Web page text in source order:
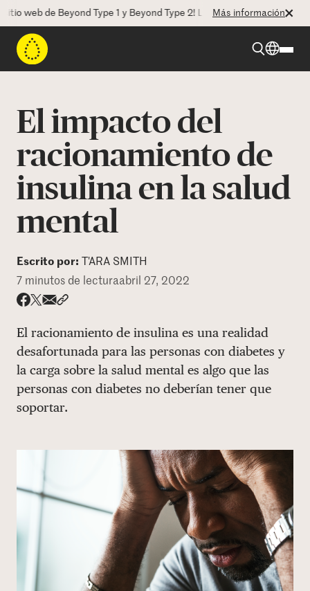
de Beyond Type 1 y Beyond Type 2! La CEO Deborah Dugan nos
Más información
Beyond Type 2
Recursos
Programas
Quienes somos
DONAR
El impacto del
racionamiento de
insulina en la salud
mental
Escrito por: T'ARA SMITH
7 minutos de lecturaabril 27, 2022
El racionamiento de insulina es una realidad
desafortunada para las personas con diabetes y
la carga sobre la salud mental es algo que las
personas con diabetes no deberían tener que
soportar.